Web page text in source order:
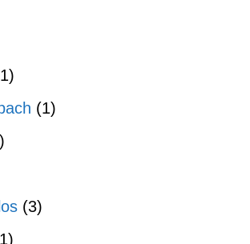
(1)
(3)